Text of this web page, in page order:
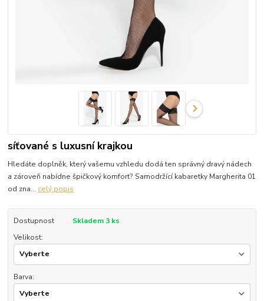
síťované s luxusní krajkou
Hledáte doplněk, který vašemu vzhledu dodá ten správný dravý nádech
a zároveň nabídne špičkový komfort? Samodržící kabaretky Margherita 01
od zna... celý popis
Dostupnost
Skladem 3 ks
Velikost:
Barva: